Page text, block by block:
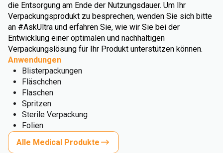
die Entsorgung am Ende der Nutzungsdauer. Um Ihr
Verpackungsprodukt zu besprechen, wenden Sie sich bitte
an #AskUltra und erfahren Sie, wie wir Sie bei der
Entwicklung einer optimalen und nachhaltigen
Verpackungslösung für Ihr Produkt unterstützen können.
Anwendungen
Blisterpackungen
Fläschchen
Flaschen
Spritzen
Sterile Verpackung
Folien
Alle Medical Produkte